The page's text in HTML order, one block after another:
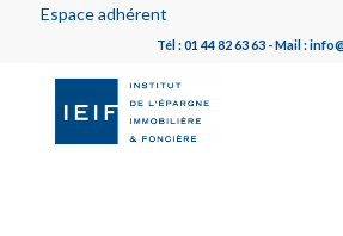
Espace adhérent
Tél : 01 44 82 63 63 - Mail :